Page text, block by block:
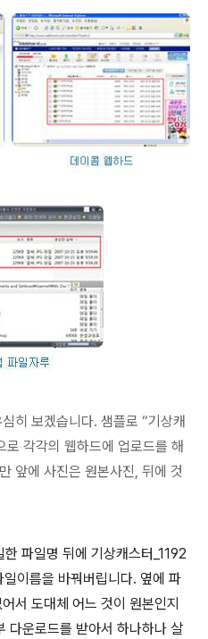
히 보겠습니다. 샘플로 “기상캐
각각의 웹하드에 업로드를 해
앞에 사진은 원본사진, 뒤에 것
파일명 뒤에 기상캐스터_1192
이름을 바꿔버립니다. 옆에 파
서 도대체 어느 것이 원본인지
다운로드를 받아서 하나하나 살